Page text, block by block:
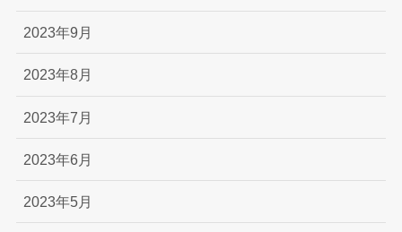
2023年9月
2023年8月
2023年7月
2023年6月
2023年5月